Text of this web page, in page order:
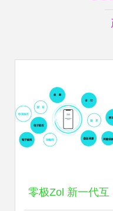
零极Zol 新一代互